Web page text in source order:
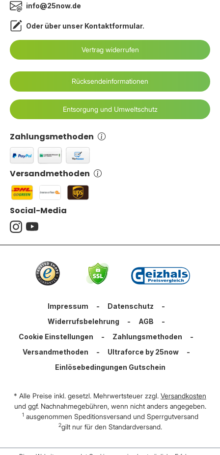
info@25now.de
Oder über unser Kontaktformular.
Vertrag widerrufen
Zahlungsmethoden
Versandmethoden
Rücksendeinformationen
Entsorgung und Umweltschutz
Social-Media
Impressum - Datenschutz
-
Widerrufsbelehrung
- AGB
-
Cookie Einstellungen
- Zahlungsmethoden
-
Versandmethoden
- Ultraforce by 25now
-
Einlösebedingungen Gutschein
* Alle Preise inkl. gesetzl. Mehrwertsteuer zzgl. Versandkosten
und ggf. Nachnahmegebühren, wenn nicht anders angegeben.
1 ausgenommen Speditionsversand und Sperrgutversand
2gilt nur für den Standardversand.